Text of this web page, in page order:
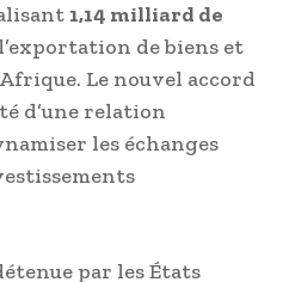
1,14 milliard de
de biens et
Le nouvel accord
d’une relation
les échanges
par les États